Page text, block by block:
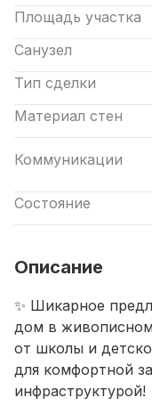
Площадь участка
Санузел
Тип сделки
Материал стен
Коммуникации
Состояние
Описание
✨ Шикарное
дом в
от школы и
для комфортной
инфраструктурой!